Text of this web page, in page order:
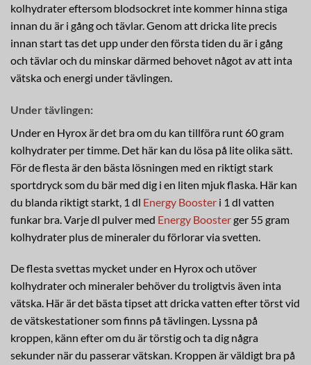
kolhydrater eftersom blodsockret inte kommer hinna stiga
innan du är i gång och tävlar. Genom att dricka lite precis
innan start tas det upp under den första tiden du är i gång
och tävlar och du minskar därmed behovet något av att inta
vätska och energi under tävlingen.
Under tävlingen:
Under en Hyrox är det bra om du kan tillföra runt 60 gram
kolhydrater per timme. Det här kan du lösa på lite olika sätt.
För de flesta är den bästa lösningen med en riktigt stark
sportdryck som du bär med dig i en liten mjuk flaska. Här kan
du blanda riktigt starkt, 1 dl Energy Booster i 1 dl vatten
funkar bra. Varje dl pulver med Energy Boosterger 55 gram
kolhydrater plus de mineraler du förlorar via svetten.
De flesta svettas mycket under en Hyrox och utöver
kolhydrater och mineraler behöver du troligtvis även inta
vätska. Här är det bästa tipset att dricka vatten efter törst vid
de vätskestationer som finns på tävlingen. Lyssna på
kroppen, känn efter om du är törstig och ta dig några
sekunder när du passerar vätskan. Kroppen är väldigt bra på